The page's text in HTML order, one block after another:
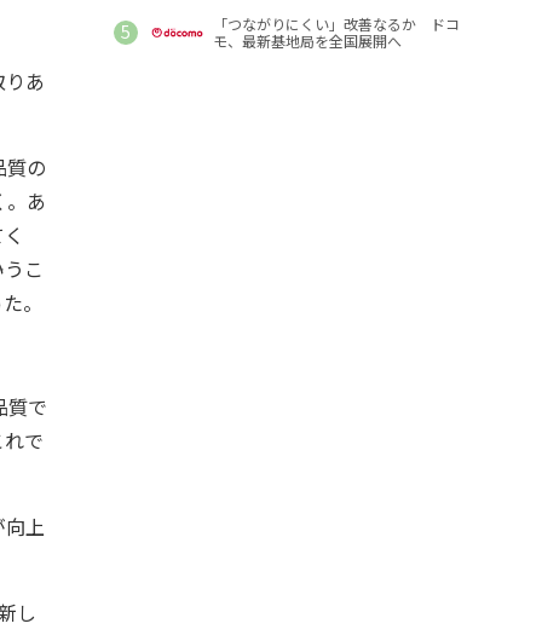
あ
質の
あ
こ
。
質で
で
上
し
「つながりにくい」改善なるか ドコ
モ、最新基地局を全国展開へ